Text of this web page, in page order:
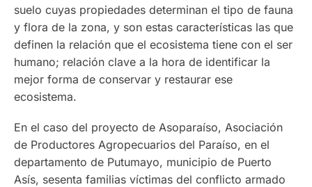
suelo cuyas propiedades determinan el tipo de fauna
y flora de la zona, y son estas características las que
definen la relación que el ecosistema tiene con el ser
humano; relación clave a la hora de identificar la
mejor forma de conservar y restaurar ese
ecosistema.
En el caso del proyecto de Asoparaíso, Asociación
de Productores Agropecuarios del Paraíso, en el
departamento de Putumayo, municipio de Puerto
Asís, sesenta familias víctimas del conflicto armado